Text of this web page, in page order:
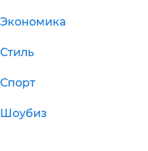
Экономика
Стиль
Спорт
Шоубиз